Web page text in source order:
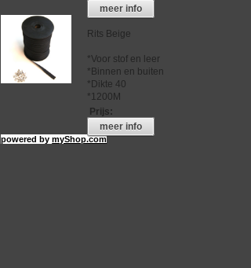
meer info
Rits Beige
*Voor stof en leer
*Binnen en buiten
*Dikte 40
*1200M
Prijs:
meer info
powered bymyShop.com